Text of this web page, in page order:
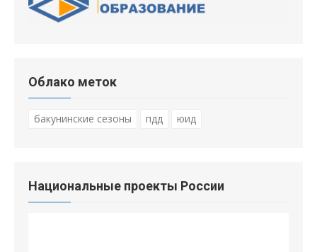
Облако меток
бакунинские сезоны пдд юид
Национальные проекты России